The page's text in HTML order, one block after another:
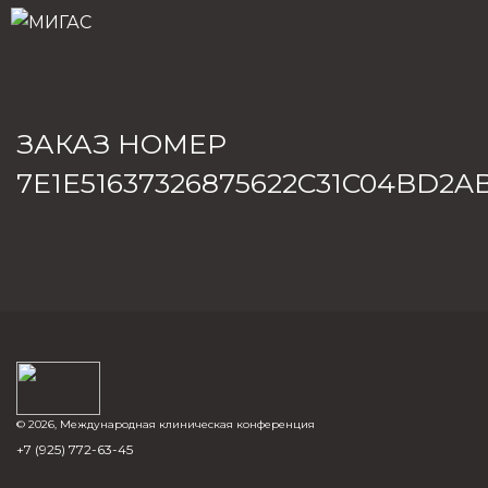
ЗАКАЗ НОМЕР
© 2026, Международная клиническая конференция
+7 (925) 772-63-45